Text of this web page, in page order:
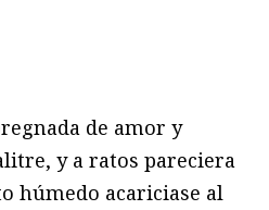
de amor y
y a ratos pareciera
húmedo acariciase al